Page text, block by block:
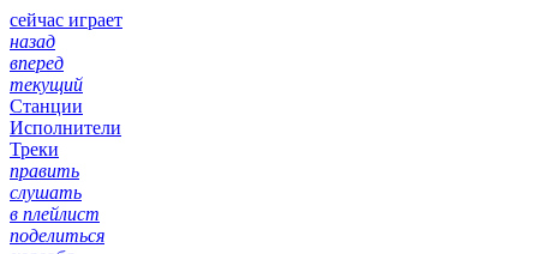
сейчас играет
назад
вперед
текущий
Станции
Исполнители
Треки
править
слушать
в плейлист
поделиться